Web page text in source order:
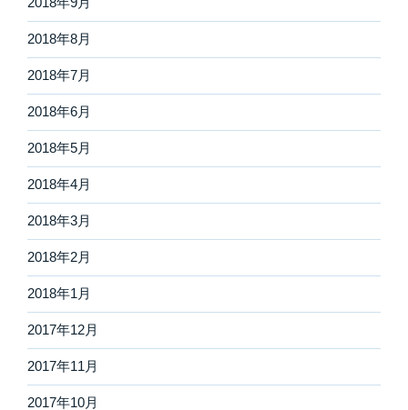
2018年8月
2018年7月
2018年6月
2018年5月
2018年4月
2018年3月
2018年2月
2018年1月
2017年12月
2017年11月
2017年10月